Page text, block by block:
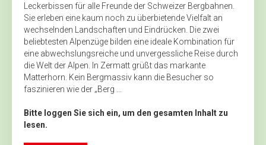
Leckerbissen für alle Freunde der Schweizer Bergbahnen.
Sie erleben eine kaum noch zu überbietende Vielfalt an
wechselnden Landschaften und Eindrücken. Die zwei
beliebtesten Alpenzüge bilden eine ideale Kombination für
eine abwechslungsreiche und unvergessliche Reise durch
die Welt der Alpen. In Zermatt grüßt das markante
Matterhorn. Kein Bergmassiv kann die Besucher so
faszinieren wie der „Berg ...
Bitte loggen Sie sich ein, um den gesamten Inhalt zu
lesen.